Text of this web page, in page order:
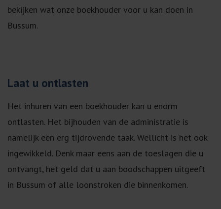
bekijken wat onze boekhouder voor u kan doen in
Bussum.
Laat u ontlasten
Het inhuren van een boekhouder kan u enorm
ontlasten. Het bijhouden van de administratie is
namelijk een erg tijdrovende taak. Wellicht is het ook
ingewikkeld. Denk maar eens aan de toeslagen die u
ontvangt, het geld dat u aan boodschappen uitgeeft
in Bussum of alle loonstroken die binnenkomen.